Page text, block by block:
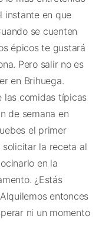
instante en que
se cuenten
épicos te gustará
Pero salir no es
en Brihuega.
las comidas típicas
de semana en
el primer
la receta al
en la
¿Estás
entonces
ni un momento